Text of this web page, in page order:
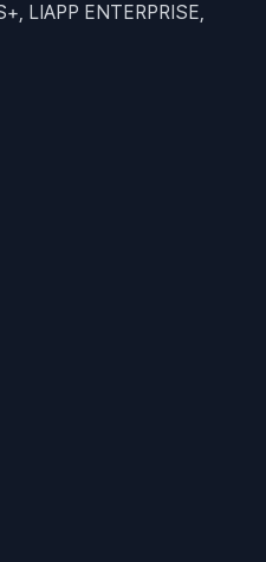
LIAPP ENTERPRISE,